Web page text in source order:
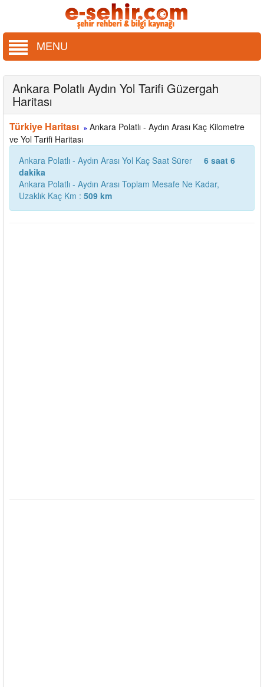
MENU
Ankara Polatlı Aydın Yol Tarifi Güzergah
Haritası
Türkiye Haritası » Ankara Polatlı - Aydın Arası Kaç Kilometre
ve Yol Tarifi Haritası
Ankara Polatlı - Aydın Arası Yol Kaç Saat Sürer
6 saat 6
dakika
Ankara Polatlı - Aydın Arası Toplam Mesafe Ne Kadar,
Uzaklık Kaç Km : 509 km